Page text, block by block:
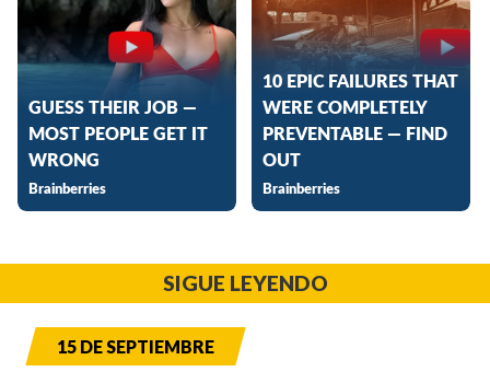
SIGUE LEYENDO
15 DE SEPTIEMBRE